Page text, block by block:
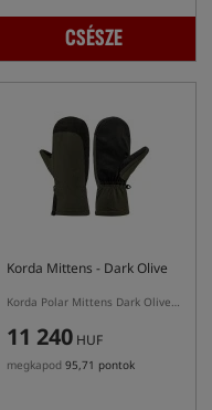
CSÉSZE
Korda Mittens - Dark Olive
Korda Polar Mittens Dark Olive – téli horgász kesztyűk
11 240 HUF
megkapod 95,71 pontok